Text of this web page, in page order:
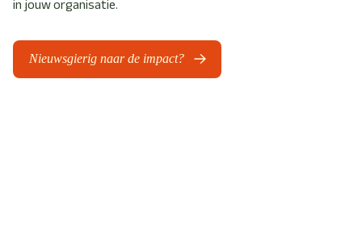
in jouw organisatie.
Nieuwsgierig naar de impact?